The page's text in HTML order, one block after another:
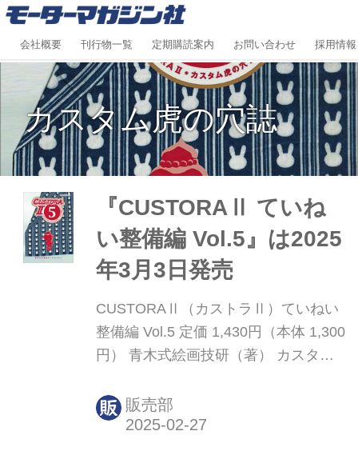
会社概要 刊行物一覧 定期購読案内 お問い合わせ 採用情報
カスタム虎の穴誌
『CUSTORAⅡ ていね
い整備編 Vol.5』は2025
年3月3日発売
CUSTORAⅡ（カストラⅡ）ていねい
整備編 Vol.5 定価 1,430円（本体 1,300
円） 青木式絵画技研（著） カスタム
の第五弾！ 試し読み ＜内容紹介＞ オ
ートバイの整備を、その原理・原則と
販売部